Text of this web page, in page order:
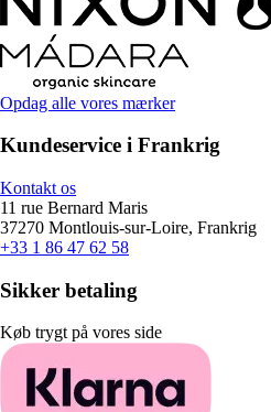
Opdag alle vores mærker
Kundeservice i Frankrig
Kontakt os
11 rue Bernard Maris
37270 Montlouis-sur-Loire, Frankrig
+33 1 86 47 62 58
Sikker betaling
Køb trygt på vores side